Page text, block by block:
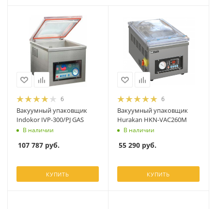
6
Вакуумный упаковщик
Indokor IVP-300/PJ GAS
В наличии
107 787 руб.
КУПИТЬ
6
Вакуумный упаковщик
Hurakan HKN-VAC260M
В наличии
55 290 руб.
КУПИТЬ